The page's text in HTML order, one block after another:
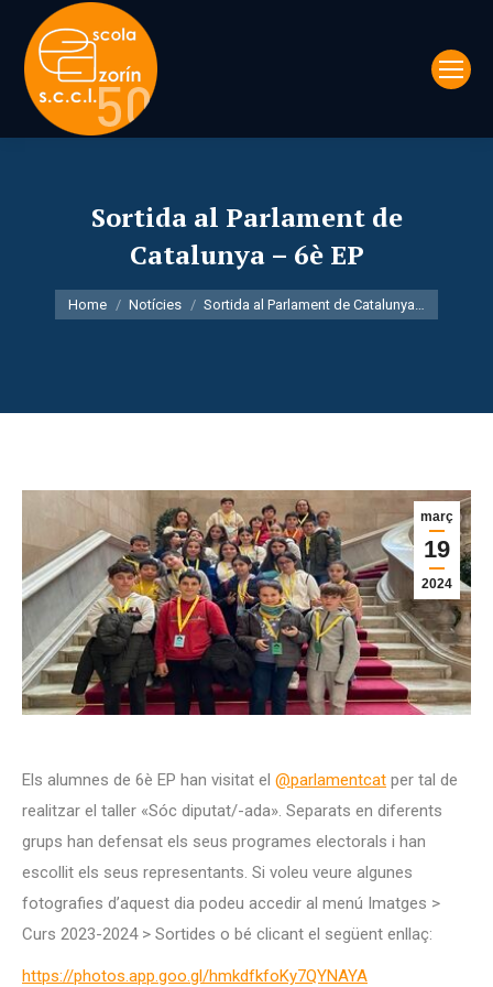
Sortida al Parlament de
Catalunya – 6è EP
You are here:
Home Notícies Sortida al Parlament de Catalunya…
març
19
2024
Els alumnes de 6è EP han visitat el @parlamentcat per tal de
realitzar el taller «Sóc diputat/-ada». Separats en diferents
grups han defensat els seus programes electorals i han
escollit els seus representants. Si voleu veure algunes
fotografies d’aquest dia podeu accedir al menú Imatges >
Curs 2023-2024 > Sortides o bé clicant el següent enllaç:
https://photos.app.goo.gl/hmkdfkfoKy7QYNAYA